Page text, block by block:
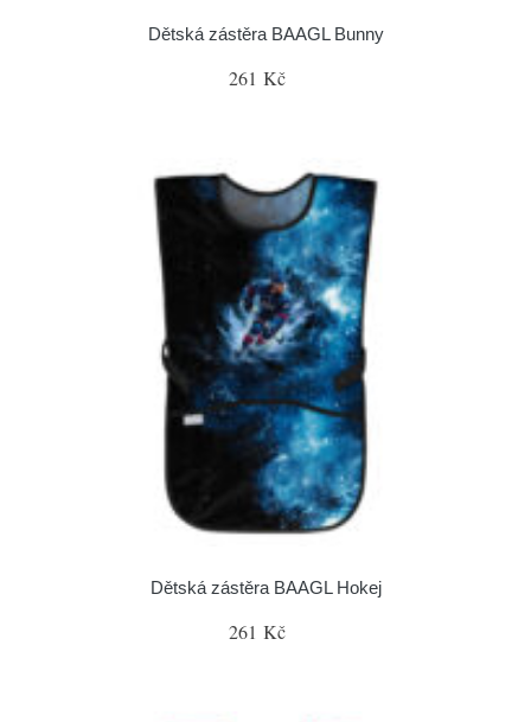
Dětská zástěra BAAGL Bunny
261 Kč
Dětská zástěra BAAGL Hokej
261 Kč